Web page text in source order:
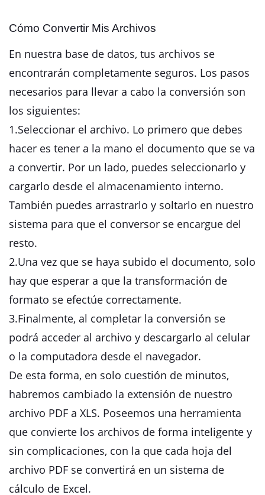
Cómo Convertir Mis Archivos
En nuestra base de datos, tus archivos se
encontrarán completamente seguros. Los pasos
necesarios para llevar a cabo la conversión son
los siguientes:
1.Seleccionar el archivo. Lo primero que debes
hacer es tener a la mano el documento que se va
a convertir. Por un lado, puedes seleccionarlo y
cargarlo desde el almacenamiento interno.
También puedes arrastrarlo y soltarlo en nuestro
sistema para que el conversor se encargue del
resto.
2.Una vez que se haya subido el documento, solo
hay que esperar a que la transformación de
formato se efectúe correctamente.
3.Finalmente, al completar la conversión se
podrá acceder al archivo y descargarlo al celular
o la computadora desde el navegador.
De esta forma, en solo cuestión de minutos,
habremos cambiado la extensión de nuestro
archivo PDF a XLS. Poseemos una herramienta
que convierte los archivos de forma inteligente y
sin complicaciones, con la que cada hoja del
archivo PDF se convertirá en un sistema de
cálculo de Excel.